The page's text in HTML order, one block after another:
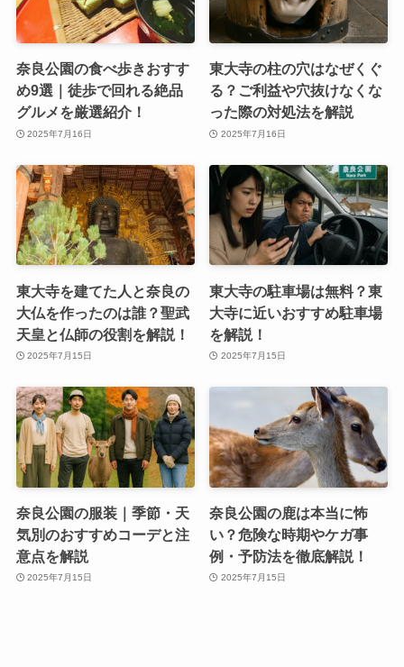
奈良公園の食べ歩きおすす
め9選｜徒歩で回れる絶品
グルメを厳選紹介！
2025年7月16日
東大寺の柱の穴はなぜくぐ
る？ご利益や穴抜けなくな
った際の対処法を解説
2025年7月16日
東大寺を建てた人と奈良の
大仏を作ったのは誰？聖武
天皇と仏師の役割を解説！
2025年7月15日
東大寺の駐車場は無料？東
大寺に近いおすすめ駐車場
を解説！
2025年7月15日
奈良公園の服装｜季節・天
気別のおすすめコーデと注
意点を解説
2025年7月15日
奈良公園の鹿は本当に怖
い？危険な時期やケガ事
例・予防法を徹底解説！
2025年7月15日